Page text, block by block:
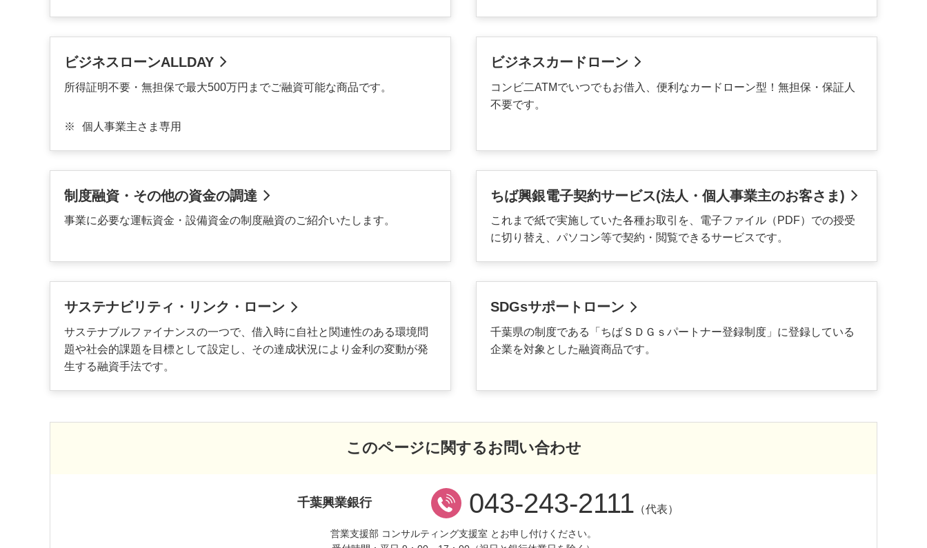
ビジネスローンALLDAY
所得証明不要・無担保で最大500万円までご融資可能な商品です。
※ 個人事業主さま専用
ビジネスカードローン
コンビ二ATMでいつでもお借入、便利なカードローン型！無担保・保証人
不要です。
制度融資・その他の資金の調達
事業に必要な運転資金・設備資金の制度融資のご紹介いたします。
ちば興銀電子契約サービス(法人・個人事業主のお客さま)
これまで紙で実施していた各種お取引を、電子ファイル（PDF）での授受
に切り替え、パソコン等で契約・閲覧できるサービスです。
サステナビリティ・リンク・ローン
サステナブルファイナンスの一つで、借入時に自社と関連性のある環境問
題や社会的課題を目標として設定し、その達成状況により金利の変動が発
生する融資手法です。
SDGsサポートローン
千葉県の制度である「ちばＳＤＧｓパートナー登録制度」に登録している
企業を対象とした融資商品です。
このページに関するお問い合わせ
千葉興業銀行 043-243-2111 （代表）
営業支援部 コンサルティング支援室 とお申し付けください。